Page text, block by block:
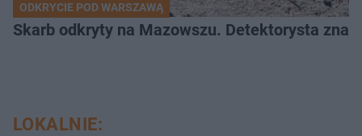
ODKRYCIE POD WARSZAWĄ
Skarb odkryty na Mazowszu. Detektorysta
LOKALNIE: